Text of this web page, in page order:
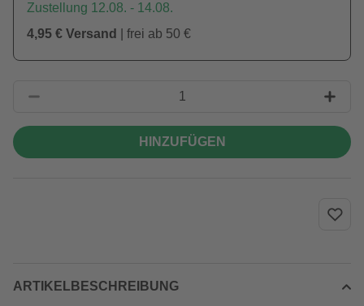
Zustellung 12.08. - 14.08.
4,95 € Versand
| frei ab 50 €
HINZUFÜGEN
ARTIKELBESCHREIBUNG